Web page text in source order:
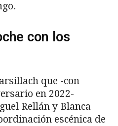
con los
que -con
en 2022-
Rellán y Blanca
escénica de